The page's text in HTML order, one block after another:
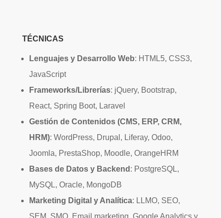
TÉCNICAS
Lenguajes y Desarrollo Web: HTML5, CSS3,
JavaScript
Frameworks/Librerías: jQuery, Bootstrap,
React, Spring Boot, Laravel
Gestión de Contenidos (CMS, ERP, CRM,
HRM): WordPress, Drupal, Liferay, Odoo,
Joomla, PrestaShop, Moodle, OrangeHRM
Bases de Datos y Backend : PostgreSQL,
MySQL, Oracle, MongoDB
Marketing Digital y Analítica: LLMO, SEO,
SEM, SMO, Email marketing, Google Analytics y